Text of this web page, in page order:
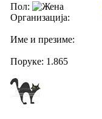
Пол:
Организација:
Име и презиме:
Поруке: 1.865